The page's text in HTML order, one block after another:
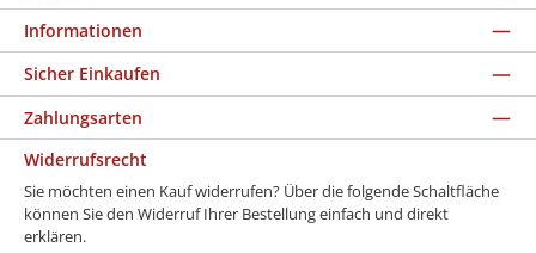
Informationen
Sicher Einkaufen
Zahlungsarten
Widerrufsrecht
Sie möchten einen Kauf widerrufen? Über die folgende Schaltfläche
können Sie den Widerruf Ihrer Bestellung einfach und direkt
erklären.